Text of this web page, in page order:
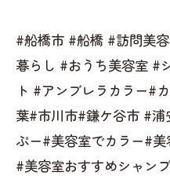
#船橋市 #船橋 #訪問美
暮らし #おうち美容室 #
ト #アンブレラカラー#
葉#市川市#鎌ケ谷市 #
ぷー#美容室でカラー#
#美容室おすすめシャン